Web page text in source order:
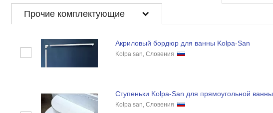
Прочие комплектующие
Акриловый бордюр для ванны Kolpa-San
Kolpa san, Словения
Ступеньки Kolpa-San для прямоугольной ванны
Kolpa san, Словения